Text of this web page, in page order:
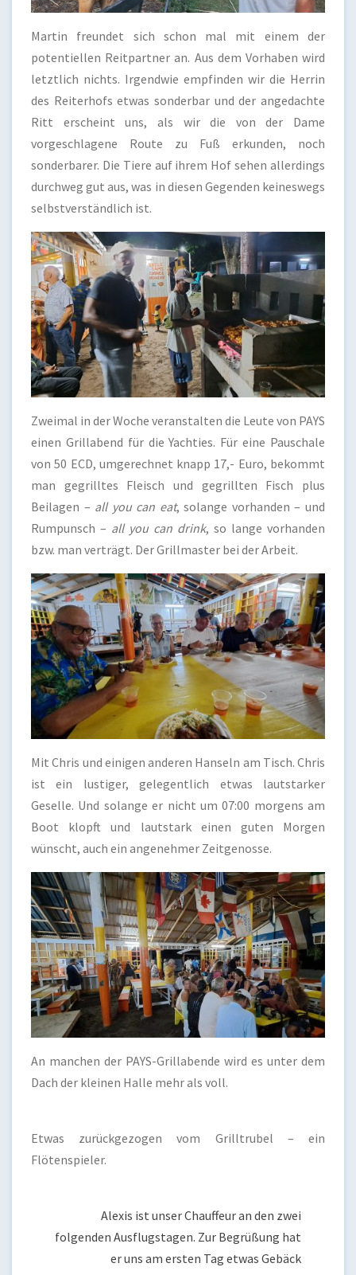
Martin freundet sich schon mal mit einem der
potentiellen Reitpartner an. Aus dem Vorhaben wird
letztlich nichts. Irgendwie empfinden wir die Herrin
des Reiterhofs etwas sonderbar und der angedachte
Ritt erscheint uns, als wir die von der Dame
vorgeschlagene Route zu Fuß erkunden, noch
sonderbarer. Die Tiere auf ihrem Hof sehen allerdings
durchweg gut aus, was in diesen Gegenden keineswegs
selbstverständlich ist.
Zweimal in der Woche veranstalten die Leute von PAYS
einen Grillabend für die Yachties. Für eine Pauschale
von 50 ECD, umgerechnet knapp 17,- Euro, bekommt
man gegrilltes Fleisch und gegrillten Fisch plus
Beilagen – all you can eat, solange vorhanden – und
Rumpunsch – all you can drink, so lange vorhanden
bzw. man verträgt. Der Grillmaster bei der Arbeit.
Mit Chris und einigen anderen Hanseln am Tisch. Chris
ist ein lustiger, gelegentlich etwas lautstarker
Geselle. Und solange er nicht um 07:00 morgens am
Boot klopft und lautstark einen guten Morgen
wünscht, auch ein angenehmer Zeitgenosse.
An manchen der PAYS-Grillabende wird es unter dem
Dach der kleinen Halle mehr als voll.
Etwas zurückgezogen vom Grilltrubel – ein
Flötenspieler.
Alexis ist unser Chauffeur an den zwei
folgenden Ausflugstagen. Zur Begrüßung hat
er uns am ersten Tag etwas Gebäck